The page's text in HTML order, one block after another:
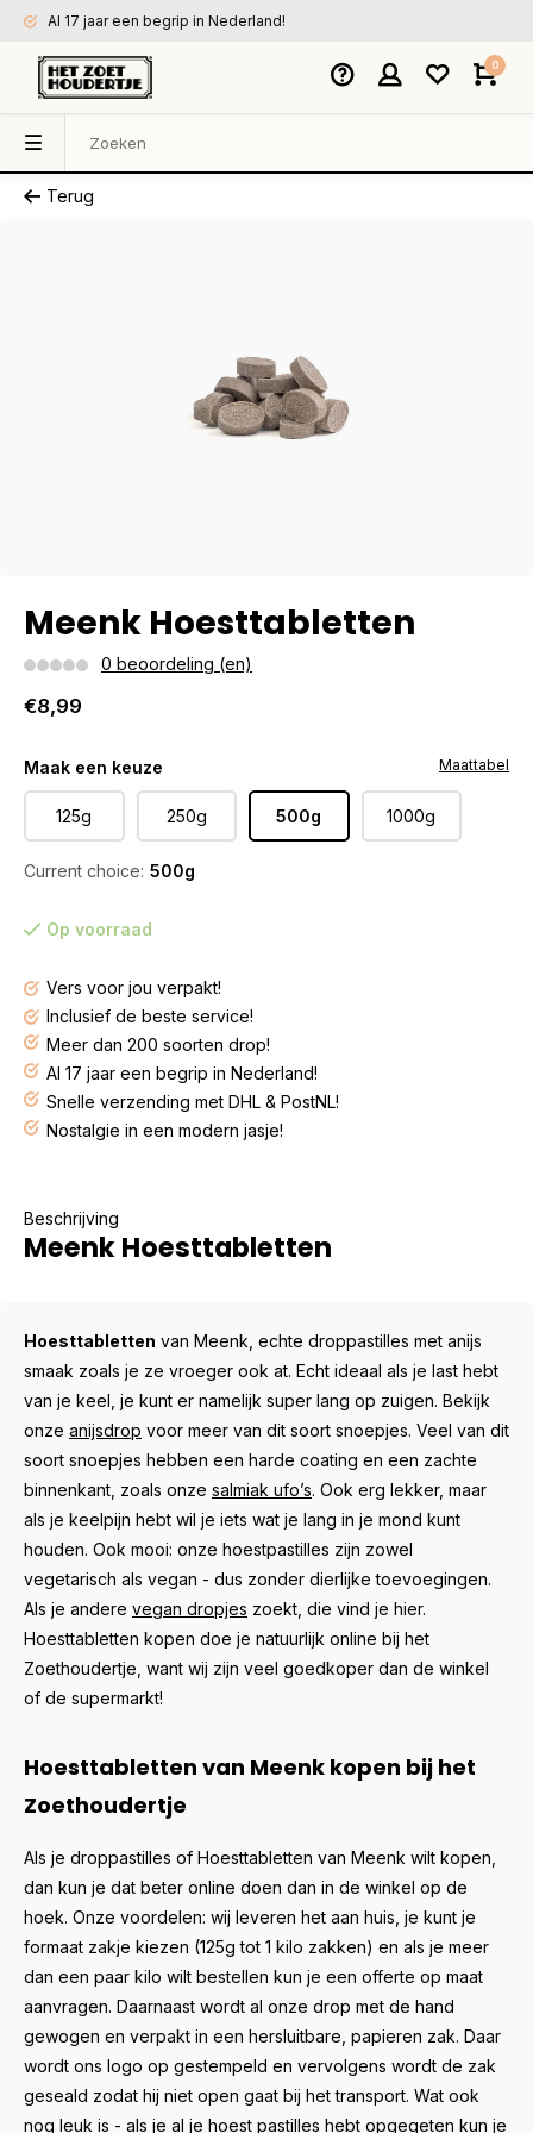
Al 17 jaar een begrip in Nederland!
0
Terug
Meenk Hoesttabletten
0 beoordeling (en)
€8,99
Maak een keuze
125g 250g 500g 1000g
Current choice: 500g
Maattabel
Op voorraad
Vers voor jou verpakt!
Inclusief de beste service!
Meer dan 200 soorten drop!
Al 17 jaar een begrip in Nederland!
Snelle verzending met DHL & PostNL!
Nostalgie in een modern jasje!
Beschrijving
Meenk Hoesttabletten
Hoesttabletten van Meenk, echte droppastilles met anijs
smaak zoals je ze vroeger ook at. Echt ideaal als je last hebt
van je keel, je kunt er namelijk super lang op zuigen. Bekijk
onze anijsdrop voor meer van dit soort snoepjes. Veel van dit
soort snoepjes hebben een harde coating en een zachte
binnenkant, zoals onze salmiak ufo’s. Ook erg lekker, maar
als je keelpijn hebt wil je iets wat je lang in je mond kunt
houden. Ook mooi: onze hoestpastilles zijn zowel
vegetarisch als vegan - dus zonder dierlijke toevoegingen.
Als je andere vegan dropjes zoekt, die vind je hier.
Hoesttabletten kopen doe je natuurlijk online bij het
Zoethoudertje, want wij zijn veel goedkoper dan de winkel
of de supermarkt!
Hoesttabletten van Meenk kopen bij het
Zoethoudertje
Als je droppastilles of Hoesttabletten van Meenk wilt kopen,
dan kun je dat beter online doen dan in de winkel op de
hoek. Onze voordelen: wij leveren het aan huis, je kunt je
formaat zakje kiezen (125g tot 1 kilo zakken) en als je meer
dan een paar kilo wilt bestellen kun je een offerte op maat
aanvragen. Daarnaast wordt al onze drop met de hand
gewogen en verpakt in een hersluitbare, papieren zak. Daar
wordt ons logo op gestempeld en vervolgens wordt de zak
geseald zodat hij niet open gaat bij het transport. Wat ook
nog leuk is - als je al je hoest pastilles hebt opgegeten kun je